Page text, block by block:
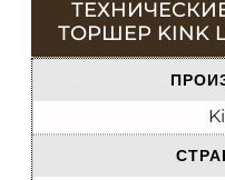
ТОРШЕР KINK